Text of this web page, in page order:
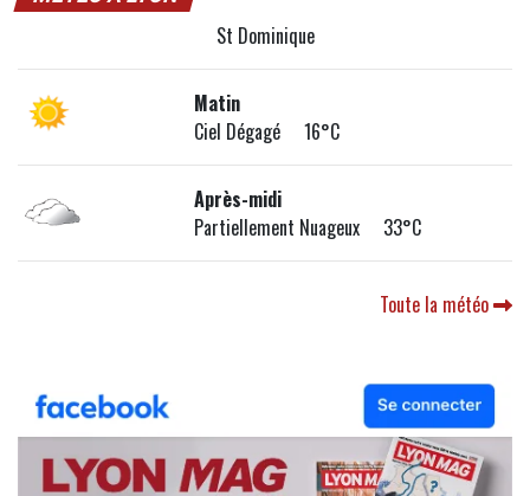
St Dominique
Matin
Ciel Dégagé 16°C
Après-midi
Partiellement Nuageux 33°C
Toute la météo